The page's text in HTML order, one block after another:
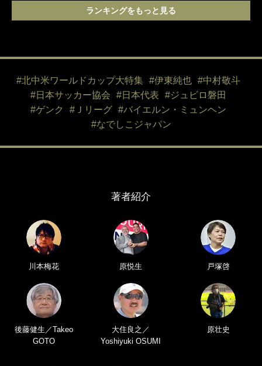
ランキングをもっと見る
#北中米ワールドカップ大特集 #伊東純也
#中村敬斗
#日本サッカー協会
#日本代表
#ジュビロ磐田
#ゲンク
#Ｊリーグ
#バイエルン・ミュンヘン
#なでしこジャパン
著者紹介
川本梅花 原悦生 戸塚啓
後藤健生／Takeo
GOTO
大住良之／
Yoshiyuki OSUMI
原壮史